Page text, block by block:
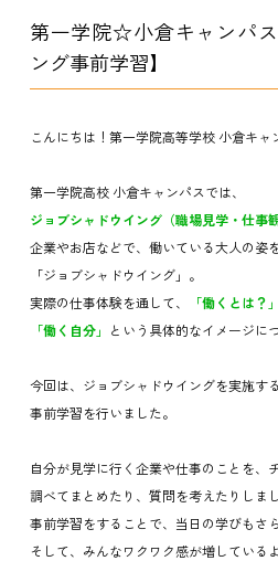
第一学院☆小倉キャンパ
ング事前学習】
こんにちは！第一学院高等学校 小倉キャ
第一学院高校 小倉キャンパスでは、
ジョブシャドウイング（職場見学・仕事観
企業やお店などで、働いている大人の姿
「ジョブシャドウイング」。
実際の仕事体験を通して、
「働くとは？」
「働く自分」 という具体的なイメージに
今回は、ジョブシャドウイングを実施す
事前学習を行いました。
自分が見学に行く企業や仕事のことを、
調べてまとめたり、質問を考えたりしまし
事前学習をすることで、当日の学びもさ
そして、みんなワクワク感が増している